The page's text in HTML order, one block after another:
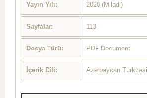
Yayın Yılı: 2020 (Miladi)
Sayfalar: 113
Dosya Türü: PDF Document
İçerik Dili: Azərbaycan Türkcəsi